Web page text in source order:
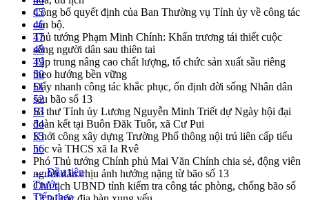
Công bố quyết định của Ban Thường vụ Tỉnh ủy về công tác
cán bộ.
Thủ tướng Phạm Minh Chính: Khẩn trương tái thiết cuộc
sống người dân sau thiên tai
Tập trung nâng cao chất lượng, tổ chức sản xuất sầu riêng
theo hướng bền vững
Đẩy nhanh công tác khắc phục, ổn định đời sống Nhân dân
sau bão số 13
Bí thư Tỉnh ủy Lương Nguyễn Minh Triết dự Ngày hội đại
đoàn kết tại Buôn Đăk Tuôr, xã Cư Pui
Khởi công xây dựng Trường Phổ thông nội trú liên cấp tiểu
học và THCS xã Ia Rvê
Phó Thủ tướng Chính phủ Mai Văn Chính chia sẻ, động viên
người dân chịu ảnh hưởng nặng từ bão số 13
Chủ tịch UBND tỉnh kiểm tra công tác phòng, chống bão số
45
46
47
48
49
50
51
52
53
54
55
56
← Đầu tiên
Trước
Tiếp theo